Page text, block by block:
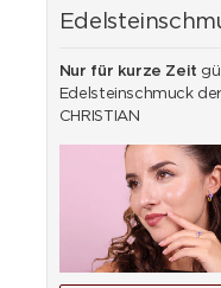
Nur für kurze Zeit
Edelsteinschmuck
CHRISTIAN